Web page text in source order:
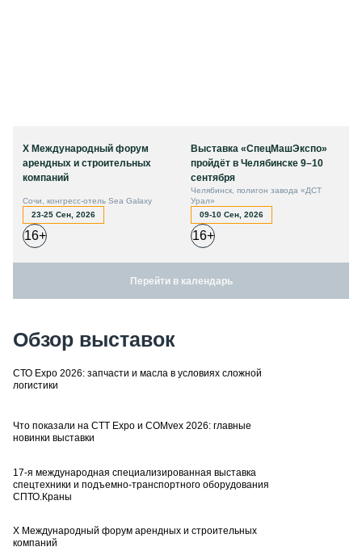
X Международный форум
арендных и строительных
компаний
Сочи, конгресс-отель Sea Galaxy
23-25 Сен, 2026
16+
Выставка «СпецМашЭкспо»
пройдёт в Челябинске 9–10
сентября
Челябинск, полигон завода «ДСТ
Урал»
09-10 Сен, 2026
16+
Перейти в календарь
Обзор выставок
СТО Expo 2026: запчасти и масла в условиях сложной
логистики
Что показали на CTT Expo и COMvex 2026: главные
новинки выставки
17-я международная специализированная выставка
спецтехники и подъемно-транспортного оборудования
СПТО.Краны
X Международный форум арендных и строительных
компаний